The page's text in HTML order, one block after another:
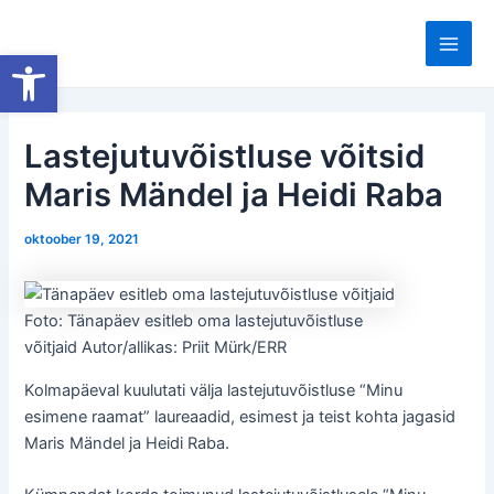
Open toolbar
content
Main
Lastejutuvõistluse võitsid
Maris Mändel ja Heidi Raba
oktoober 19, 2021
Foto: Tänapäev esitleb oma lastejutuvõistluse
võitjaid Autor/allikas: Priit Mürk/ERR
Kolmapäeval kuulutati välja lastejutuvõistluse “Minu
esimene raamat” laureaadid, esimest ja teist kohta jagasid
Maris Mändel ja Heidi Raba.